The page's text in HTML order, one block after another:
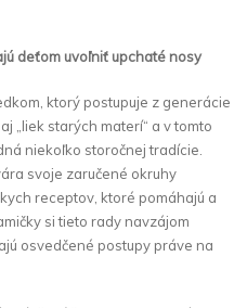
deťom uvoľniť upchaté nosy
ktorý postupuje z generácie
„liek starých materí“ a v tomto
niekoľko storočnej tradície.
svoje zaručené okruhy
receptov, ktoré pomáhajú a
si tieto rady navzájom
osvedčené postupy práve na